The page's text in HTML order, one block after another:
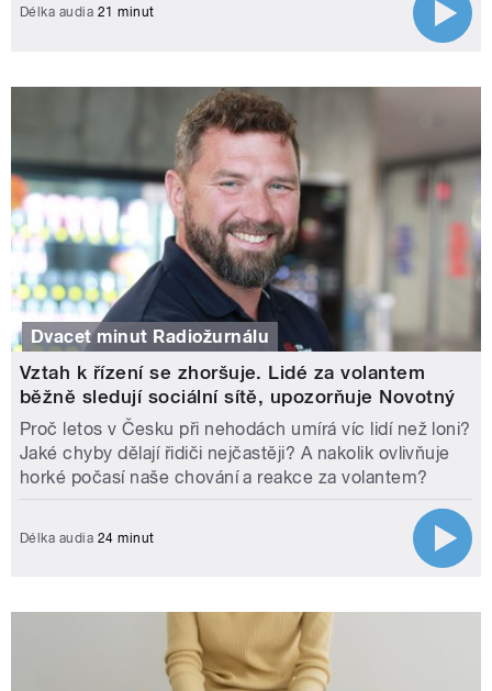
Délka audia 21 minut
Dvacet minut Radiožurnálu
Vztah k řízení se zhoršuje. Lidé za volantem
běžně sledují sociální sítě, upozorňuje Novotný
Proč letos v Česku při nehodách umírá víc lidí než loni?
Jaké chyby dělají řidiči nejčastěji? A nakolik ovlivňuje
horké počasí naše chování a reakce za volantem?
Délka audia 24 minut